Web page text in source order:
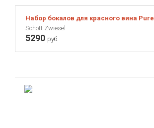
Набор бокалов для красного вина
Schott Zwiesel
5290 руб.